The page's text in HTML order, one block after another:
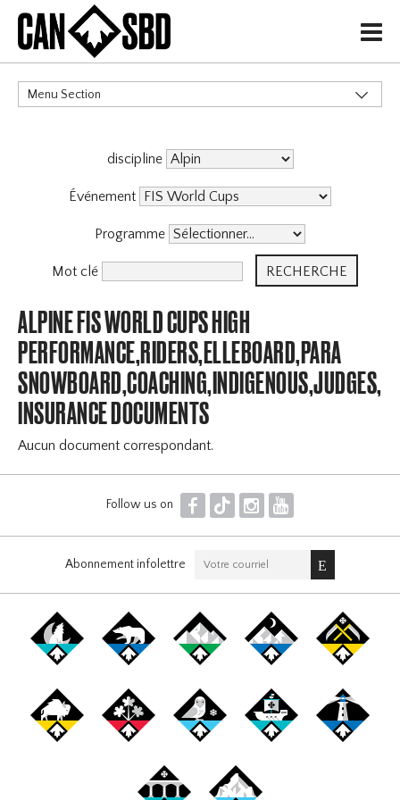
H
Menu Section
discipline
Événement
Programme
Mot clé
ALPINE FIS WORLD CUPS HIGH
PERFORMANCE,RIDERS,ELLEBOARD,PARA
INSURANCE DOCUMENTS
Aucun document correspondant.
Follow us on F T I Y
Abonnement infolettre